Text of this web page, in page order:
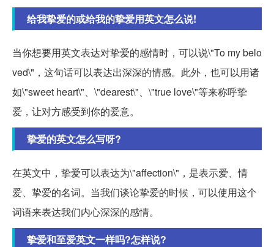
给我挚爱的或给我的挚爱用英文怎么说!
当你想要用英文表达对挚爱的感情时，可以说\"To my belo
ved\"，这句话可以表达出深深的情感。此外，也可以用诸
如\"sweet heart\"、\"dearest\"、\"true love\"等来称呼挚
爱，让对方感受到你的爱意。
挚爱的英文怎么写呀?
在英文中，挚爱可以表达为\"affection\"，是表示爱、情
爱、挚爱的名词。当我们谈论挚爱的时候，可以使用这个
词语来表达我们内心深深的感情。
挚爱和至爱英文一样吗?怎样说?